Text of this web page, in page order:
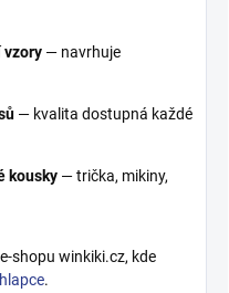
vzory — navrhuje
— kvalita dostupná každé
kousky — trička, mikiny,
shopu winkiki.cz, kde
.